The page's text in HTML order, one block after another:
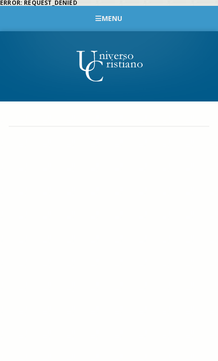
ERROR: REQUEST_DENIED
MENU